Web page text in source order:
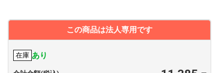
この商品は法人専用です
在庫 あり